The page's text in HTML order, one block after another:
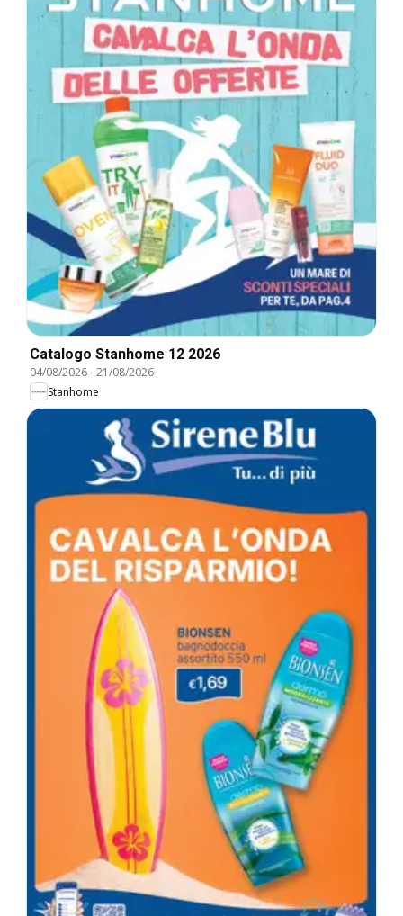
Catalogo Stanhome 12 2026
04/08/2026-21/08/2026
Stanhome